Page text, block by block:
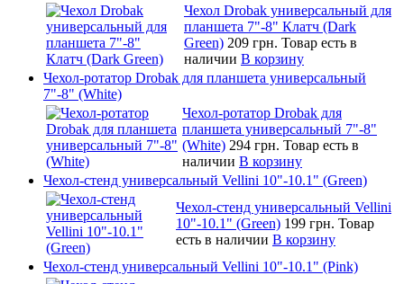
Чехол Drobak универсальный для
планшета 7"-8" Клатч (Dark
Green) 209 грн. Товар есть в
наличии В корзину
Чехол-ротатор Drobak для планшета универсальный
7"-8" (White)
Чехол-ротатор Drobak для
планшета универсальный 7"-8"
(White) 294 грн. Товар есть в
наличии В корзину
Чехол-стенд универсальный Vellini 10"-10.1" (Green)
Чехол-стенд универсальный Vellini
10"-10.1" (Green) 199 грн. Товар
есть в наличии В корзину
Чехол-стенд универсальный Vellini 10"-10.1" (Pink)